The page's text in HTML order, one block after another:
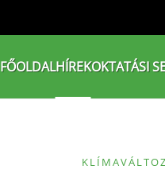
FŐOLDALHÍREKOKTATÁSI